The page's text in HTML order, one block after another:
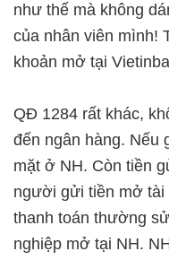
như thế mà không
của nhân viên mình!
khoản mở tại
QĐ 1284 rất khác,
đến ngân hàng. Nếu
mặt ở NH. Còn tiền
người gửi tiền mở tài
thanh toán thường
nghiệp mở tại NH.